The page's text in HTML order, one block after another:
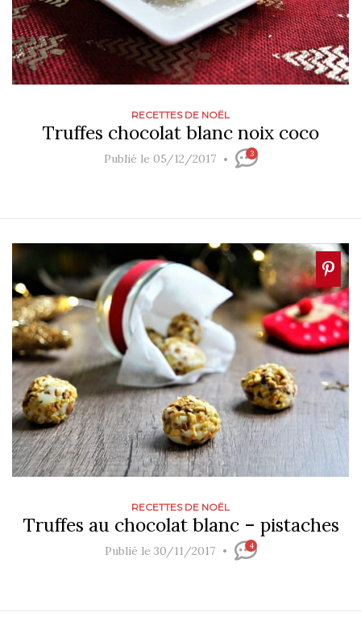
RECETTES DE NOËL
Truffes chocolat blanc noix coco
Publié le 05/12/2017 3
RECETTES DE NOËL
Truffes au chocolat blanc – pistaches
Publié le 30/11/2017 4